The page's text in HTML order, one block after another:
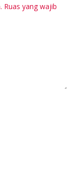
Ruas yang wajib